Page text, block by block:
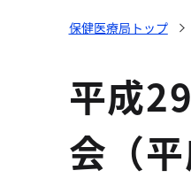
保健医療局トップ
平成
会（